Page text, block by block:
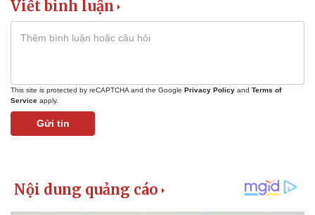
Tư vấn luật
Viết bình luận
This site is protected by reCAPTCHA and the Google Privacy Policy and Terms of
Service apply.
Gửi tin